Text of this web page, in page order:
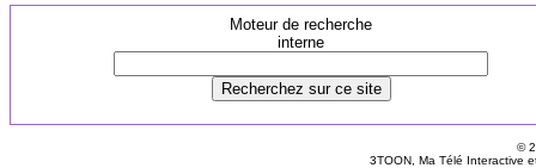
Moteur de recherche
interne
©
3TOON, Ma Télé Interactive